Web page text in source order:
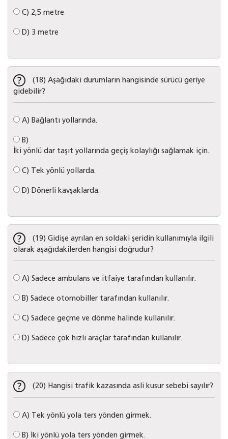
C) 2,5 metre
D) 3 metre
(18) Aşağıdaki durumların hangisinde sürücü geriye
gidebilir?
A) Bağlantı yollarında.
B)
İki yönlü dar taşıt yollarında geçiş kolaylığı sağlamak için.
C) Tek yönlü yollarda.
D) Dönerli kavşaklarda.
(19) Gidişe ayrılan en soldaki şeridin kullanımıyla ilgili
olarak aşağıdakilerden hangisi doğrudur?
A) Sadece ambulans ve itfaiye tarafından kullanılır.
B) Sadece otomobiller tarafından kullanılır.
C) Sadece geçme ve dönme halinde kullanılır.
D) Sadece çok hızlı araçlar tarafından kullanılır.
(20) Hangisi trafik kazasında asli kusur sebebi sayılır?
A) Tek yönlü yola ters yönden girmek.
B) İki yönlü yola ters yönden girmek.